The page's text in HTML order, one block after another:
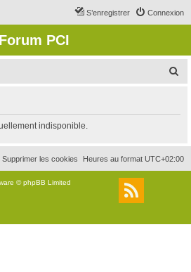
Connexion
S’enregistrer
Forum PCI
r
c
r
indisponible.
Heures au format UTC+02:00
Supprimer les cookies
© phpBB Limited